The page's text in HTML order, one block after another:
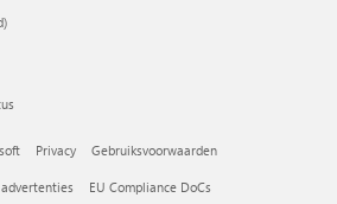
Privacy Gebruiksvoorwaarden
EU Compliance DoCs